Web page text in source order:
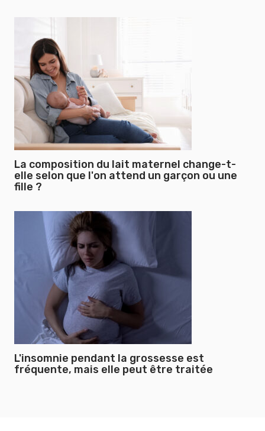
La composition du lait maternel change-t-
elle selon que l'on attend un garçon ou une
fille ?
L'insomnie pendant la grossesse est
fréquente, mais elle peut être traitée